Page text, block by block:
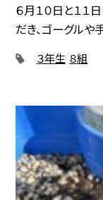
６月１０日と１１
だき、ゴーグルや
３年生 ８組